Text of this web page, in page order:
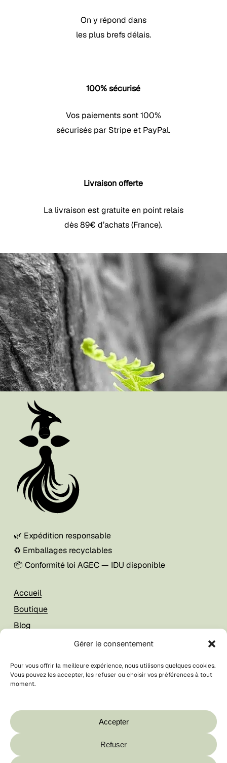
Gérer le consentement
Pour vous offrir la meilleure expérience, nous utilisons quelques cookies.
Vous pouvez les accepter, les refuser ou choisir vos préférences à tout
moment.
Accepter
Refuser
Boutique
page
du
On y répond dans
les plus brefs délais.
100% sécurisé
Vos paiements sont 100%
sécurisés par Stripe et PayPal.
Livraison offerte
La livraison est gratuite en point relais
dès 89€ d’achats (France).
🌿 Expédition responsable
♻️ Emballages recyclables
📦 Conformité loi AGEC — IDU disponible
Accueil
Boutique
Blog
Mon compte
Foire aux questions
© La Breizhilience